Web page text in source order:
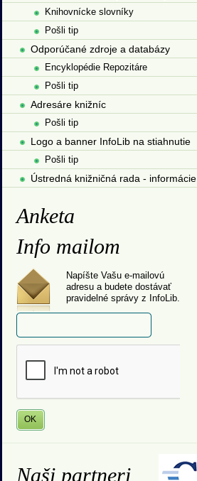
Knihovnícke slovníky
Pošli tip
Odporúčané zdroje a databázy
Encyklopédie Repozitáre
Pošli tip
Adresáre knižníc
Pošli tip
Logo a banner InfoLib na stiahnutie
Pošli tip
Ústredná knižničná rada - informácie
Anketa
Info mailom
Napíšte Vašu e-mailovú
adresu a budete dostávať
pravidelné správy z InfoLib.
Naši partneri